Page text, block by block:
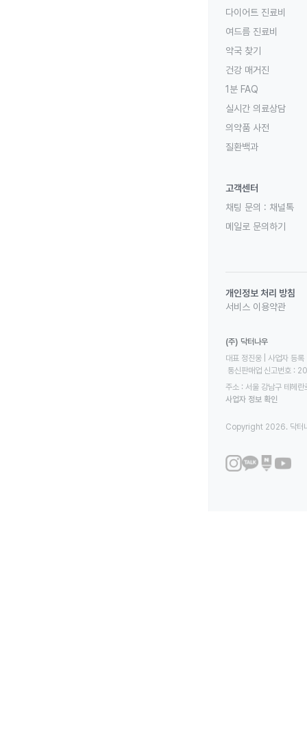
다이어트 진료비
여드름 진료비
약국 찾기
건강 매거진
1분 FAQ
실시간 의료상담
의약품 사전
질환백과
고객센터
채팅 문의 : 채널톡
메일로 문의하기
개인정보 처리 방침
서비스 이용약관
(주) 닥터나우
대표 정진웅 | 사업자
통신판매업 신고번호
주소 : 서울 강남구 테헤
사업자 정보 확인
Copyright 2026. 닥터